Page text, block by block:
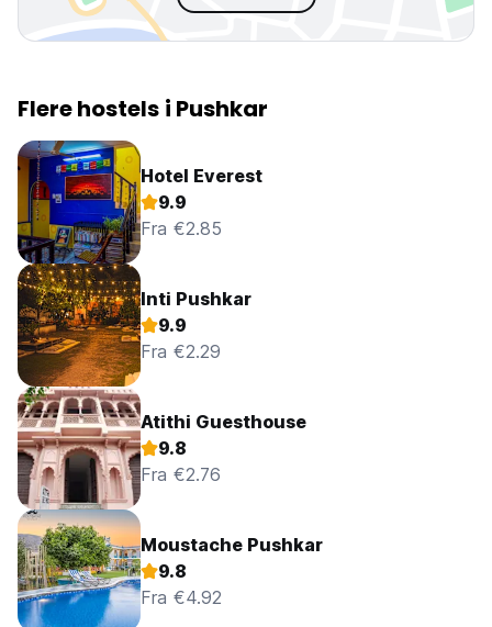
Flere hostels i Pushkar
Hotel Everest
9.9
Fra €2.85
Inti Pushkar
9.9
Fra €2.29
Atithi Guesthouse
9.8
Fra €2.76
Moustache Pushkar
9.8
Fra €4.92